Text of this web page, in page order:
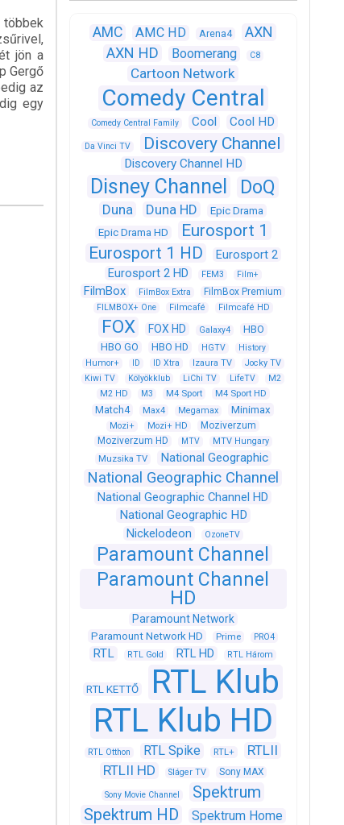
jön a
Gergő
az
egy
AMC AMC HD Arena4
AXN
AXN HD
Boomerang C8
Cartoon Network
Comedy Central
Comedy Central Family Cool Cool HD
Da Vinci TV Discovery Channel
Discovery Channel HD
Disney Channel DoQ
Duna Duna HD
Epic Drama
Epic Drama HD
Eurosport 1
Eurosport 1 HD
Eurosport 2
Eurosport 2 HD
FEM3 Film+
FilmBox FilmBox Extra FilmBox Premium
FILMBOX+ One Filmcafé Filmcafé HD
FOX FOX HD Galaxy4
HBO
HBO GO
HBO HD HGTV
History
Humor+
ID ID Xtra Izaura TV
Jocky TV
Kiwi TV
Kölyökklub LiChi TV LifeTV
M2
M2 HD
M3 M4 Sport M4 Sport HD
Match4 Max4 Megamax Minimax
Mozi+ Mozi+ HD
Moziverzum
Moziverzum HD
MTV MTV Hungary
Muzsika TV National Geographic
National Geographic Channel
National Geographic Channel HD
National Geographic HD
Nickelodeon
OzoneTV
Paramount Channel
Paramount Channel
HD
Paramount Network
Paramount Network HD Prime PRO4
RTL RTL Gold RTL HD RTL Három
RTL KETTŐ
RTL Klub
RTL Klub HD
RTL Otthon RTL Spike RTL+
RTLII
RTLII HD
Sláger TV Sony MAX
Sony Movie Channel
Spektrum
Spektrum HD
Spektrum Home